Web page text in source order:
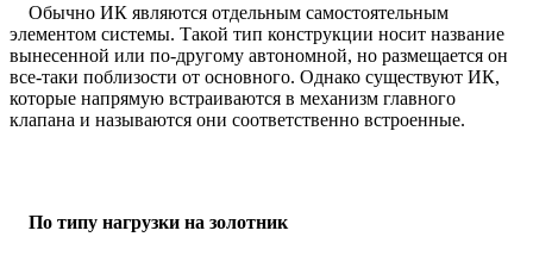
Обычно ИК являются отдельным самостоятельным
элементом системы. Такой тип конструкции носит название
вынесенной или по-другому автономной, но размещается он
все-таки поблизости от основного. Однако существуют ИК,
которые напрямую встраиваются в механизм главного
клапана и называются они соответственно встроенные.
По типу нагрузки на золотник